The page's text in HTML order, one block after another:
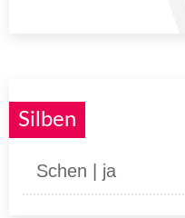
Silben
Schen | ja